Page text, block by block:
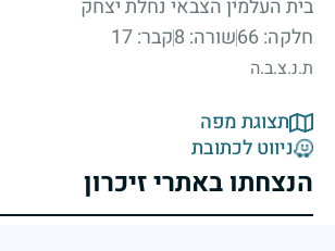
בית העלמין הצבאי נחלת יצחק
חלקה: 66
שורה: 8 קבר: 17
ת.נ.צ.ב.ה
תצוגת מפה
ניווט לכתובת
הנצחתו באתרי זיכרון